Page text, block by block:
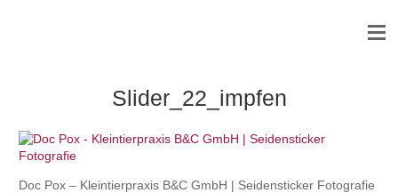
Slider_22_impfen
Doc Pox – Kleintierpraxis B&C GmbH | Seidensticker Fotografie